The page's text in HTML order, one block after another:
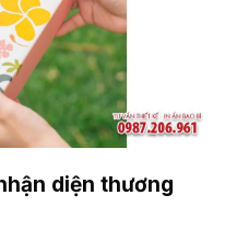
diện thương